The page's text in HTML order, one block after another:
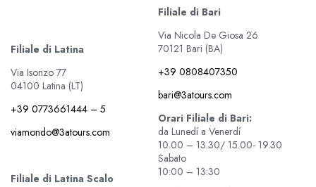
Filiale di Latina
Via Isonzo 77
04100 Latina (LT)
+39 0773661444 – 5
viamondo@3atours.com
Filiale di Latina Scalo
Filiale di Bari
Via Nicola De Giosa 26
70121 Bari (BA)
+39 0808407350
bari@3atours.com
Orari Filiale di Bari:
da Lunedí a Venerdí
10.00 – 13.30/ 15.00- 19.30
Sabato
10:00 – 13:30